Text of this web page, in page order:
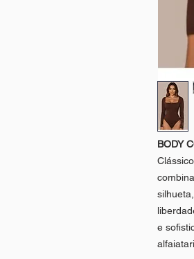
BODY
e